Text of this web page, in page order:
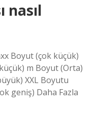
nasıl
Boyut (çok küçük)
m Boyut (Orta)
XXL Boyutu
geniş) Daha Fazla